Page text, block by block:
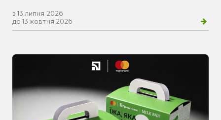
з 13 липня 2026
до 13 жовтня 2026